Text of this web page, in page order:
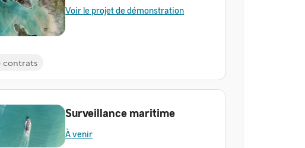
contrats
Voir le projet de démonstration
Surveillance maritime
À venir